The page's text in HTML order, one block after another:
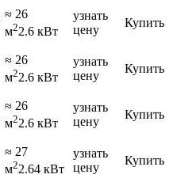
≈ 26
м22.6 кВт
узнать
цену
Купить
≈ 26
м22.6 кВт
узнать
цену
Купить
≈ 26
м22.6 кВт
узнать
цену
Купить
≈ 27
м22.64 кВт
узнать
цену
Купить